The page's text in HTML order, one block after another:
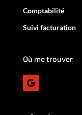
Comptabilité
Suivi facturation
Où me trouver